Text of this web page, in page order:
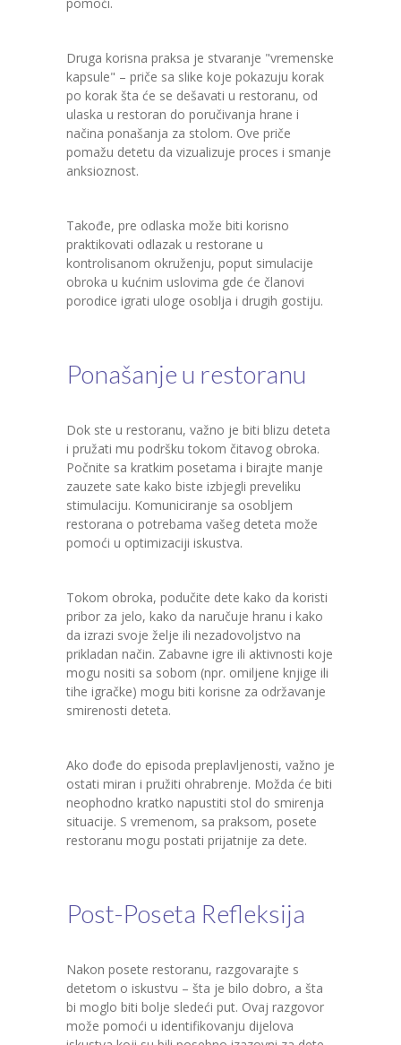
pomoći.
Druga korisna praksa je stvaranje "vremenske
kapsule" – priče sa slike koje pokazuju korak
po korak šta će se dešavati u restoranu, od
ulaska u restoran do poručivanja hrane i
načina ponašanja za stolom. Ove priče
pomažu detetu da vizualizuje proces i smanje
anksioznost.
Takođe, pre odlaska može biti korisno
praktikovati odlazak u restorane u
kontrolisanom okruženju, poput simulacije
obroka u kućnim uslovima gde će članovi
porodice igrati uloge osoblja i drugih gostiju.
Ponašanje u restoranu
Dok ste u restoranu, važno je biti blizu deteta
i pružati mu podršku tokom čitavog obroka.
Počnite sa kratkim posetama i birajte manje
zauzete sate kako biste izbjegli preveliku
stimulaciju. Komuniciranje sa osobljem
restorana o potrebama vašeg deteta može
pomoći u optimizaciji iskustva.
Tokom obroka, podučite dete kako da koristi
pribor za jelo, kako da naručuje hranu i kako
da izrazi svoje želje ili nezadovoljstvo na
prikladan način. Zabavne igre ili aktivnosti koje
mogu nositi sa sobom (npr. omiljene knjige ili
tihe igračke) mogu biti korisne za održavanje
smirenosti deteta.
Ako dođe do episoda preplavljenosti, važno je
ostati miran i pružiti ohrabrenje. Možda će biti
neophodno kratko napustiti stol do smirenja
situacije. S vremenom, sa praksom, posete
restoranu mogu postati prijatnije za dete.
Post-Poseta Refleksija
Nakon posete restoranu, razgovarajte s
detetom o iskustvu – šta je bilo dobro, a šta
bi moglo biti bolje sledeći put. Ovaj razgovor
može pomoći u identifikovanju dijelova